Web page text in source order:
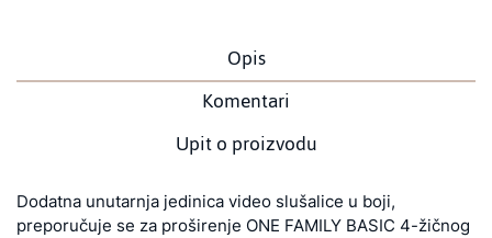
Opis
Komentari
Upit o proizvodu
Dodatna unutarnja jedinica video slušalice u boji,
preporučuje se za proširenje ONE FAMILY BASIC 4-žičnog